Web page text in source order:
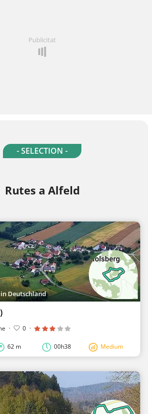
Publicitat
- SELECTION -
Rutes a Alfeld
Deutschland
· 0 ·
62 m 00h38 Medium